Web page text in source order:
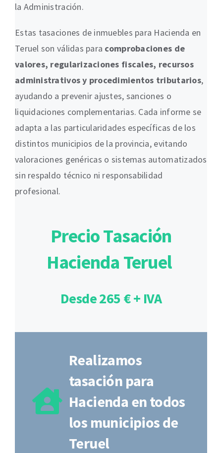
la Administración.
Estas tasaciones de inmuebles para Hacienda en
Teruel son válidas para comprobaciones de
valores, regularizaciones fiscales, recursos
administrativos y procedimientos tributarios,
ayudando a prevenir ajustes, sanciones o
liquidaciones complementarias. Cada informe se
adapta a las particularidades específicas de los
distintos municipios de la provincia, evitando
valoraciones genéricas o sistemas automatizados
sin respaldo técnico ni responsabilidad
profesional.
Precio Tasación
Hacienda Teruel
Desde 265 € + IVA
Realizamos
tasación para
Hacienda en todos
los municipios de
Teruel